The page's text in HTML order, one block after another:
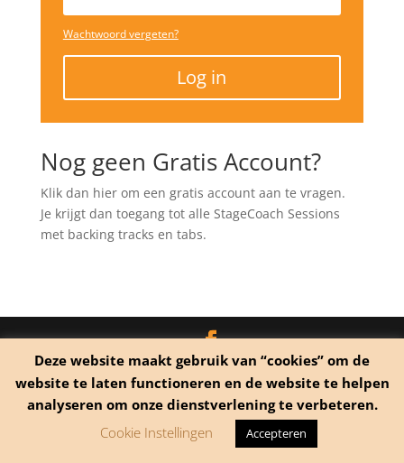
Wachtwoord vergeten?
Log in
Nog geen Gratis Account?
Klik dan hier om een gratis account aan te vragen.
Je krijgt dan toegang tot alle StageCoach Sessions
met backing tracks en tabs.
© 2020 Macho Brand Interactive Media-- Privacy
Verklaring -- Algemene Voorwaarden -- Over Ons
Deze website maakt gebruik van “cookies” om de
website te laten functioneren en de website te helpen
analyseren om onze dienstverlening te verbeteren.
Cookie Instellingen
Accepteren